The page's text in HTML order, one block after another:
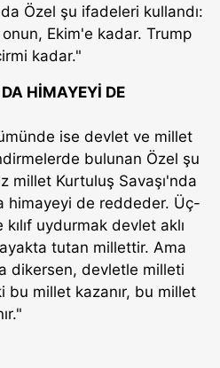
Özel şu ifadeleri kullandı:
Ekim'e kadar. Trump
kadar."
HİMAYEYİ DE
ise devlet ve millet
bulunan Özel şu
millet Kurtuluş Savaşı'nda
himayeyi de reddeder. Üç-
uydurmak devlet aklı
tutan millettir. Ama
dikersen, devletle milleti
bu millet kazanır, bu millet